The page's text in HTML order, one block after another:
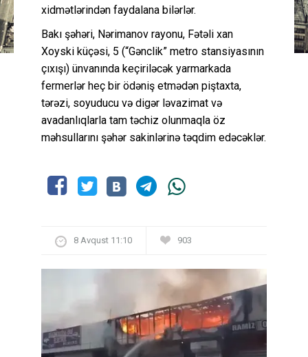
xidmətlərindən faydalana bilərlər.
Bakı şəhəri, Nərimanov rayonu, Fətəli xan
Xoyski küçəsi, 5 (“Gənclik” metro stansiyasının
çıxışı) ünvanında keçiriləcək yarmarkada
fermerlər heç bir ödəniş etmədən piştaxta,
tərəzi, soyuducu və digər ləvazimat və
avadanlıqlarla tam təchiz olunmaqla öz
məhsullarını şəhər sakinlərinə təqdim edəcəklər.
8 Avqust 11:10 903